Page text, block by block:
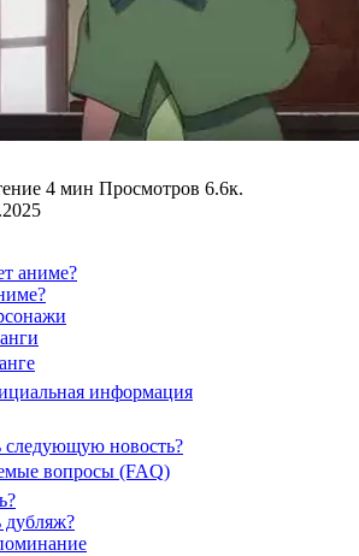
4 мин Просмотров 6.6к.
аниме?
информация
следующую новость?
вопросы (FAQ)
дубляж?